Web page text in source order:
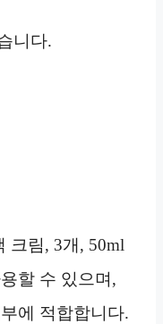
니다.
크림, 3개, 50ml
할 수 있으며,
에 적합합니다.